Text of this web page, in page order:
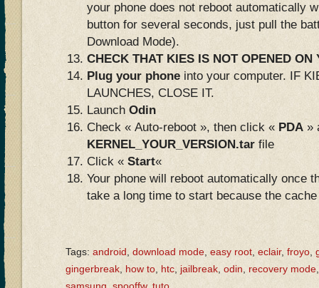
your phone does not reboot automatically
button for several seconds, just pull the
Download Mode).
CHECK THAT KIES IS NOT OPENED ON
Plug your phone into your computer. IF
LAUNCHES, CLOSE IT.
Launch Odin
Check « Auto-reboot », then click « PDA »
KERNEL_YOUR_VERSION.tar file
Click « Start«
Your phone will reboot automatically once
take a long time to start because the
Tags: android download mode easy root eclair, froyo
gingerbreak how to htc jailbreak odin recovery mode